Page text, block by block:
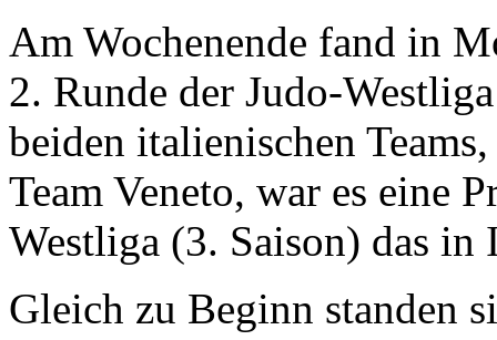
Am Wochenende fand in
2. Runde der Judo-
beiden italienischen
Team Veneto, war es eine
Westliga (3. Saison) das
Gleich zu Beginn standen